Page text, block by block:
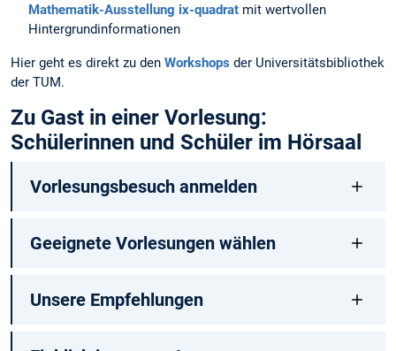
Mathematik-Ausstellung ix-quadrat mit wertvollen
Hintergrundinformationen
Hier geht es direkt zu den Workshops der Universitätsbibliothek
der TUM.
Zu Gast in einer Vorlesung:
Schülerinnen und Schüler im Hörsaal
Vorlesungsbesuch anmelden
Geeignete Vorlesungen wählen
Unsere Empfehlungen